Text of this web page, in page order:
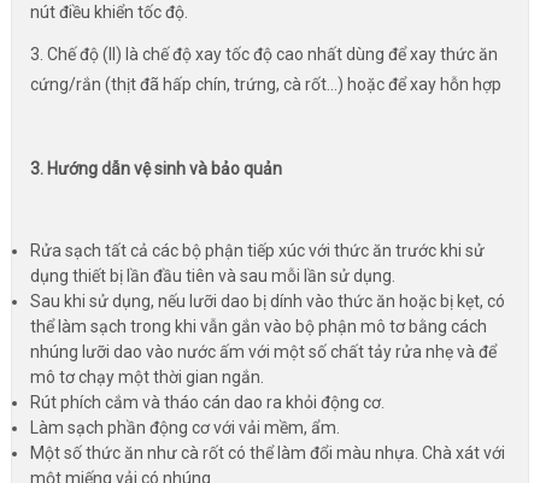
nút điều khiển tốc độ.
3. Chế độ (II) là chế độ xay tốc độ cao nhất dùng để xay thức ăn
cứng/rắn (thịt đã hấp chín, trứng, cà rốt...) hoặc để xay hỗn hợp
3. Hướng dẫn vệ sinh và bảo quản
Rửa sạch tất cả các bộ phận tiếp xúc với thức ăn trước khi sử
dụng thiết bị lần đầu tiên và sau mỗi lần sử dụng.
Sau khi sử dụng, nếu lưỡi dao bị dính vào thức ăn hoặc bị kẹt, có
thể làm sạch trong khi vẫn gắn vào bộ phận mô tơ bằng cách
nhúng lưỡi dao vào nước ấm với một số chất tảy rửa nhẹ và để
mô tơ chạy một thời gian ngắn.
Rút phích cắm và tháo cán dao ra khỏi động cơ.
Làm sạch phần động cơ với vải mềm, ẩm.
Một số thức ăn như cà rốt có thể làm đổi màu nhựa. Chà xát với
một miếng vải có nhúng